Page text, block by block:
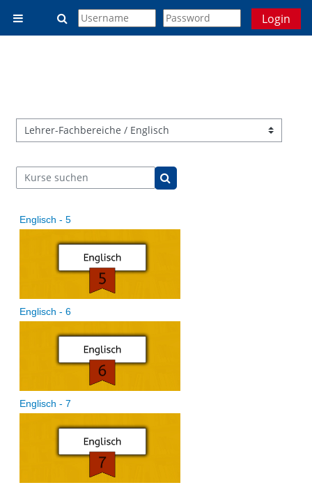
Website-Übersicht
Sucheingabe umschalten Login
Kursbereiche
Kurse suchen
Kurse suchen
Englisch - 5
Englisch - 6
Englisch - 7